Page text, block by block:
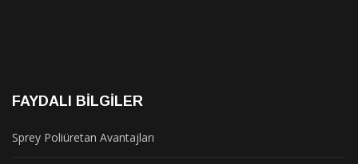
FAYDALI BILGILER
Sprey Poliüretan Avantajları